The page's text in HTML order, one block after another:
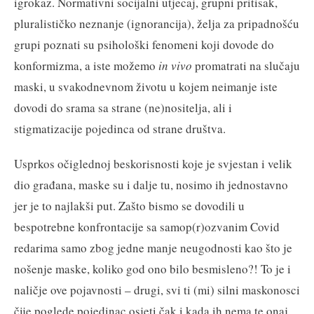
pluralističko neznanje (ignorancija), želja za pripadnošću
grupi poznati su psihološki fenomeni koji dovode do
konformizma, a iste možemo in vivo promatrati na slučaju
maski, u svakodnevnom životu u kojem neimanje iste
dovodi do srama sa strane (ne)nositelja, ali i
stigmatizacije pojedinca od strane društva.
Usprkos očiglednoj beskorisnosti koje je svjestan i velik
dio građana, maske su i dalje tu, nosimo ih jednostavno
jer je to najlakši put. Zašto bismo se dovodili u
bespotrebne konfrontacije sa samop(r)ozvanim Covid
redarima samo zbog jedne manje neugodnosti kao što je
nošenje maske, koliko god ono bilo besmisleno?! To je i
naličje ove pojavnosti – drugi, svi ti (mi) silni maskonosci
čije poglede pojedinac osjeti čak i kada ih nema te onaj